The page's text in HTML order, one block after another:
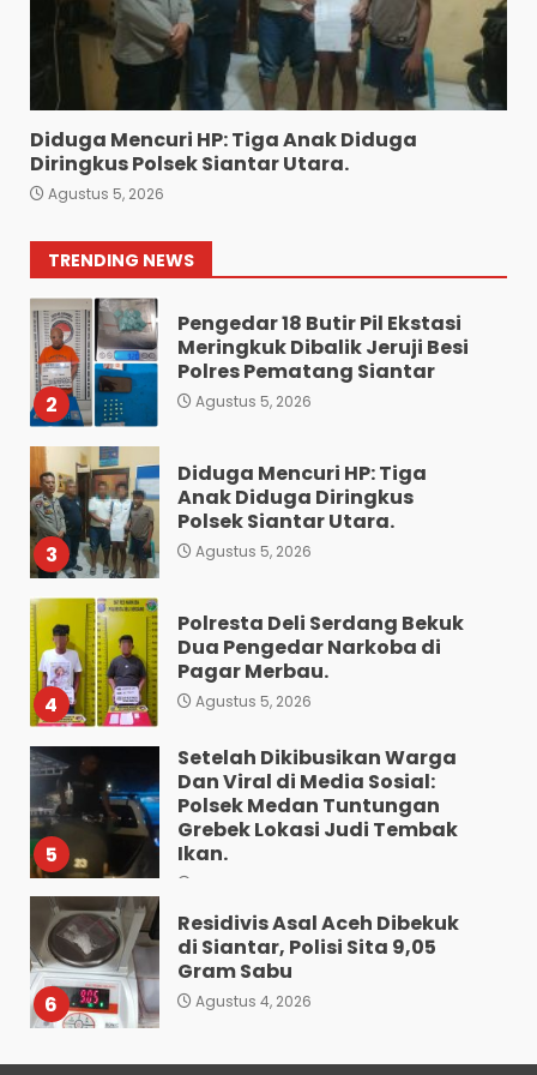
Diduga Mencuri HP: Tiga Anak Diduga
Diringkus Polsek Siantar Utara.
Agustus 5, 2026
TRENDING NEWS
7
Sat Reskrim Polres
Pematangsiantar Amankan
4.800 Bungkus Rokok Ilegal
ke Bea Cukai Dan Dua
Terduga Pelaku
Agustus 4, 2026
1
Bawa 10 Butir Pil Ekstasi:
Agustus 5, 2026
2
Pengedar 18 Butir Pil Ekstasi
Meringkuk Dibalik Jeruji Besi
Polres Pematang Siantar
Agustus 5, 2026
3
Diduga Mencuri HP: Tiga
Anak Diduga Diringkus
Polsek Siantar Utara.
Agustus 5, 2026
4
Polresta Deli Serdang Bekuk
Dua Pengedar Narkoba di
Pagar Merbau.
Agustus 5, 2026
5
Setelah Dikibusikan Warga
Dan Viral di Media Sosial:
Polsek Medan Tuntungan
Grebek Lokasi Judi Tembak
Ikan.
6
Residivis Asal Aceh Dibekuk
di Siantar, Polisi Sita 9,05
Gram Sabu
Agustus 4, 2026
Sat Reskrim Polres